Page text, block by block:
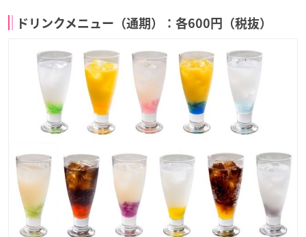
ドリンクメニュー（通期）：各600円（税抜）